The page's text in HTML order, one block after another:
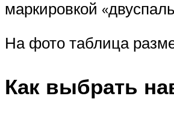
маркировкой
На фото таблица
Как выбрать